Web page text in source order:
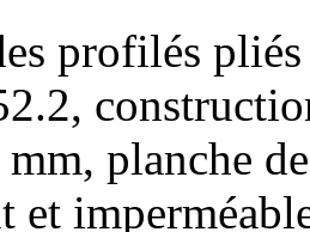
profilés
planche
et